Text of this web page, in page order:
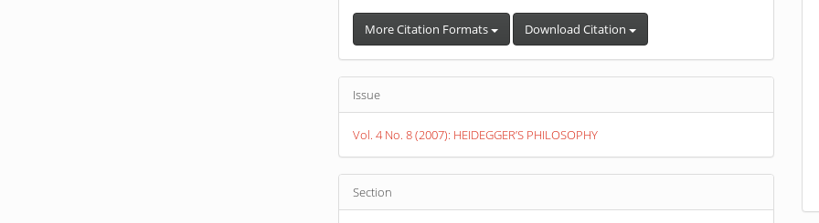
More Citation Formats Download Citation
Issue
Vol. 4 No. 8 (2007): HEIDEGGER’S PHILOSOPHY
Section